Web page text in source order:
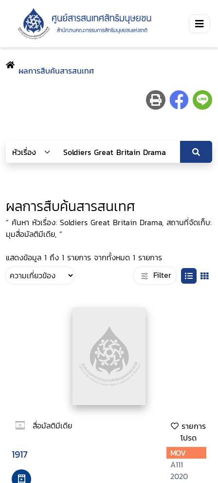
ผลการสืบค้นสารสนเทศ
ผลการสืบค้นสารสนเทศ
“ ค้นหา หัวเรื่อง: Soldiers Great Britain Drama, สถานที่จัดเก็บ:
มุมสื่อมัลติมีเดีย, ”
แสดงข้อมูล 1 ถึง 1 รายการ จากทั้งหมด 1 รายการ
Filter
สื่อมัลติมีเดีย
รายการ
โปรด
1917
MOV
A111
2020